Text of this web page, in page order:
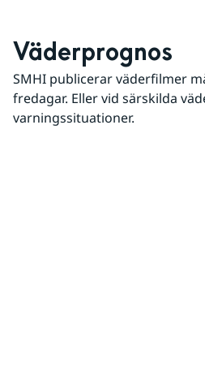
Väderprognos
SMHI publicerar väderfilmer
fredagar. Eller vid särskilda
varningssituationer.